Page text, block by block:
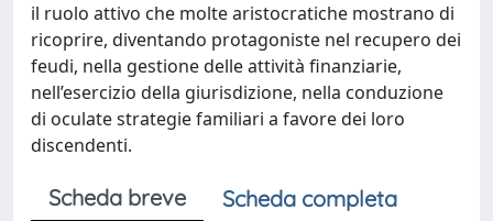
il ruolo attivo che molte aristocratiche mostrano di
ricoprire, diventando protagoniste nel recupero dei
feudi, nella gestione delle attività finanziarie,
nell’esercizio della giurisdizione, nella conduzione
di oculate strategie familiari a favore dei loro
discendenti.
Scheda breve
Scheda completa